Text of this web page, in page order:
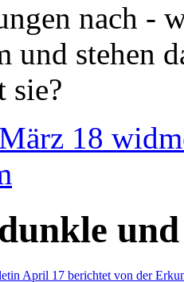
nach -
und stehen
sie?
18
April 17 berichtet von der